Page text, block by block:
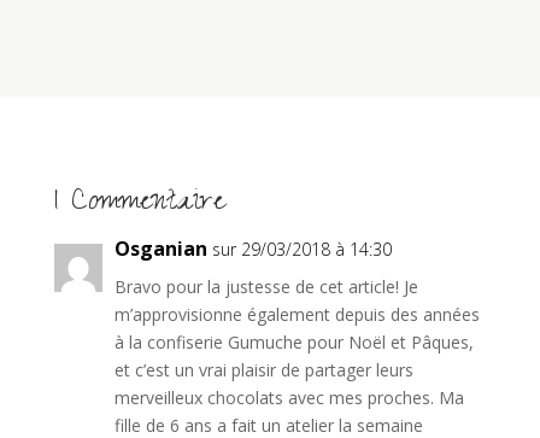
1 Commentaire
Osganian sur 29/03/2018 à 14:30
Bravo pour la justesse de cet article! Je
m’approvisionne également depuis des années
à la confiserie Gumuche pour Noël et Pâques,
et c’est un vrai plaisir de partager leurs
merveilleux chocolats avec mes proches. Ma
fille de 6 ans a fait un atelier la semaine